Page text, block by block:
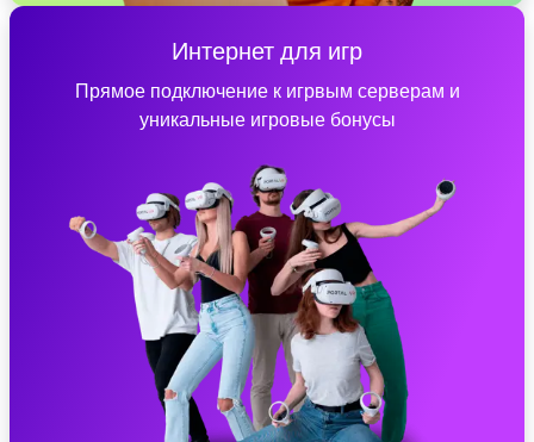
Интернет для игр
Прямое подключение к игрвым серверам и
уникальные игровые бонусы